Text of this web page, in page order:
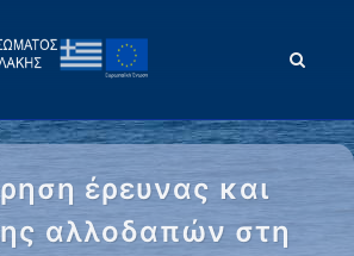
έρευνας και
αλλοδαπών στη